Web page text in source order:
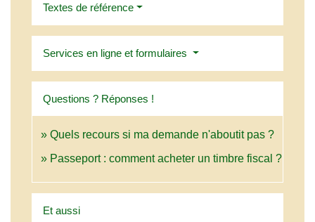
Textes de référence
Services en ligne et formulaires
Questions ? Réponses !
Quels recours si ma demande n'aboutit pas ?
Passeport : comment acheter un timbre fiscal ?
Et aussi